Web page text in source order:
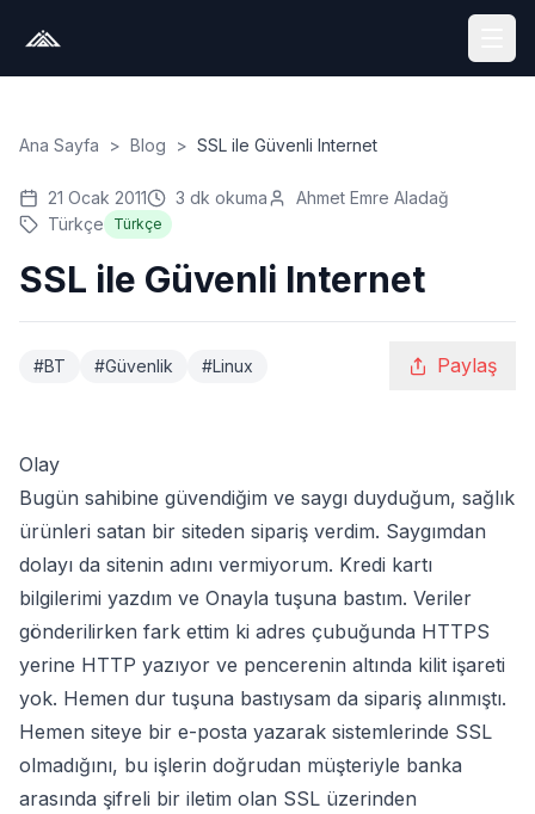
Ana Sayfa > Blog > SSL ile Güvenli Internet
21 Ocak 2011 3 dk okuma
Ahmet Emre Aladağ
Türkçe
Türkçe
SSL ile Güvenli Internet
#BT #Güvenlik #Linux Paylaş
Olay
Bugün sahibine güvendiğim ve saygı duyduğum, sağlık
ürünleri satan bir siteden sipariş verdim. Saygımdan
dolayı da sitenin adını vermiyorum. Kredi kartı
bilgilerimi yazdım ve Onayla tuşuna bastım. Veriler
gönderilirken fark ettim ki adres çubuğunda HTTPS
yerine HTTP yazıyor ve pencerenin altında kilit işareti
yok. Hemen dur tuşuna bastıysam da sipariş alınmıştı.
Hemen siteye bir e-posta yazarak sistemlerinde SSL
olmadığını, bu işlerin doğrudan müşteriyle banka
arasında şifreli bir iletim olan SSL üzerinden